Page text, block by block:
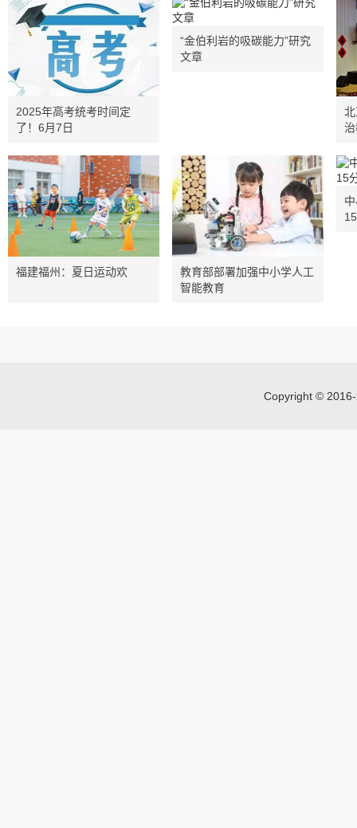
2025年高考统考时间定
了！6月7日
“金伯利岩的吸碳能力”研究
文章
福建福州：夏日运动欢
教育部部署加强中小学人工
智能教育
Copyright ©